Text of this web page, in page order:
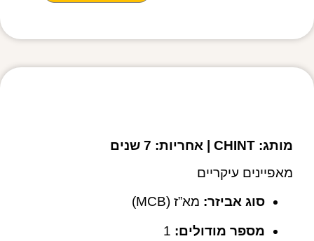
מותג: CHINT | אחריות: 7 שנים
מאפיינים עיקריים
סוג אביזר: מא”ז (MCB)
מספר מודולים: